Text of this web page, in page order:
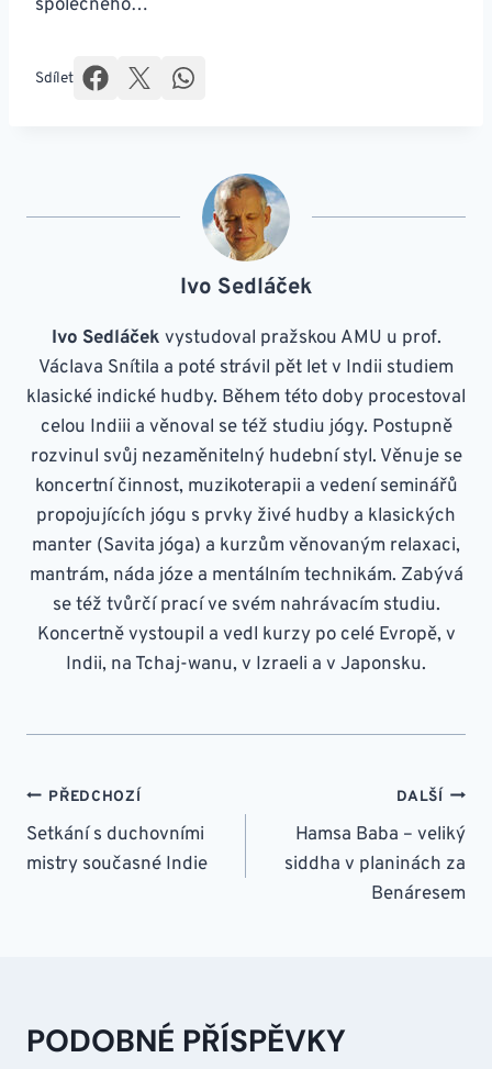
společného…
Sdílet
Ivo Sedláček
Ivo Sedláček vystudoval pražskou AMU u prof.
Václava Snítila a poté strávil pět let v Indii studiem
klasické indické hudby. Během této doby procestoval
celou Indiii a věnoval se též studiu jógy. Postupně
rozvinul svůj nezaměnitelný hudební styl. Věnuje se
koncertní činnost, muzikoterapii a vedení seminářů
propojujících jógu s prvky živé hudby a klasických
manter (Savita jóga) a kurzům věnovaným relaxaci,
mantrám, náda józe a mentálním technikám. Zabývá
se též tvůrčí prací ve svém nahrávacím studiu.
Koncertně vystoupil a vedl kurzy po celé Evropě, v
Indii, na Tchaj-wanu, v Izraeli a v Japonsku.
NAVIGACE
PRO
PŘÍSPĚVEK
PŘEDCHOZÍ
Setkání s duchovními
mistry současné Indie
DALŠÍ
Hamsa Baba – veliký
siddha v planinách za
Benáresem
PODOBNÉ PŘÍSPĚVKY